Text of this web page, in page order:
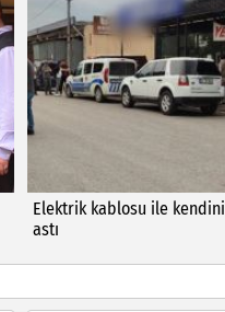
Elektrik kablosu ile kendini
astı